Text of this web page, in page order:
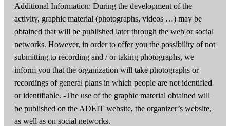
Additional Information: During the development of the
activity, graphic material (photographs, videos …) may be
obtained that will be published later through the web or social
networks. However, in order to offer you the possibility of not
submitting to recording and / or taking photographs, we
inform you that the organization will take photographs or
recordings of general plans in which people are not identified
or identifiable. -The use of the graphic material obtained will
be published on the ADEIT website, the organizer’s website,
as well as on social networks.